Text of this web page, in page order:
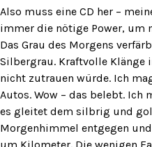
Also muss eine CD her –
immer die nötige Power, um
Das Grau des Morgens
Silbergrau. Kraftvolle Klänge
nicht zutrauen würde. Ich
Autos. Wow – das belebt. Ich
es gleitet dem silbrig und
Morgenhimmel entgegen